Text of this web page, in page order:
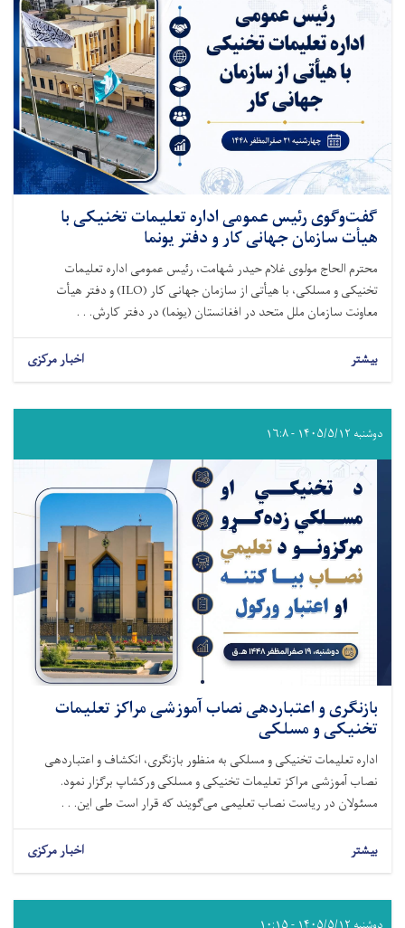
گفت‌وگوی رئیس عمومی اداره تعلیمات تخنیکی با
هیأت سازمان جهانی کار و دفتر یونما
محترم الحاج مولوی غلام حیدر شهامت، رئیس عمومی اداره تعلیمات
تخنیکی و مسلکی، با هیأتی از سازمان جهانی کار (ILO) و دفتر هیأت
معاونت سازمان ملل متحد در افغانستان (یونما) در دفتر کارش. . .
بیشتر اخبار مرکزی
دوشنبه ۱۴۰۵/۵/۱۲ - ۱۶:۸
بازنگری و اعتباردهی نصاب آموزشی مراکز تعلیمات
تخنیکی و مسلکی
اداره تعلیمات تخنیکی و مسلکی به منظور بازنگری، انکشاف و اعتباردهی
نصاب آموزشی مراکز تعلیمات تخنیکی و مسلکی ورکشاپ برگزار نمود.
مسئولان در ریاست نصاب تعلیمی می‌گویند که قرار است طی این. . .
بیشتر اخبار مرکزی